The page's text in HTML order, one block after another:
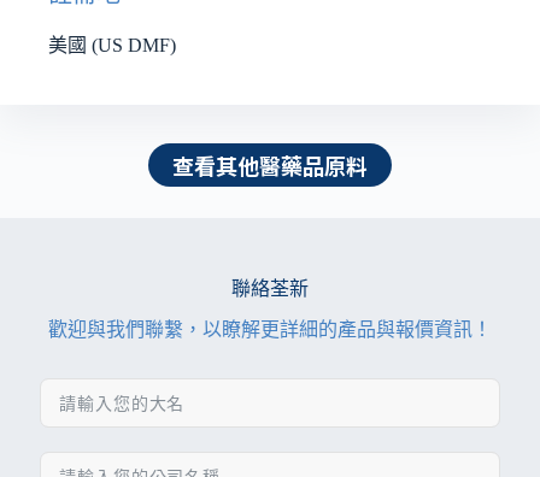
美國 (US DMF)
查看其他醫藥品原料
聯絡荃新
歡迎與我們聯繫，以瞭解更詳細的產品與報價資訊！